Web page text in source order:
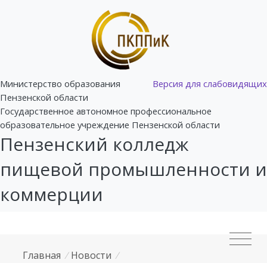
Версия для слабовидящих
Министерство образования
Пензенской области
Государственное автономное профессиональное
образовательное учреждение Пензенской области
Пензенский колледж
пищевой промышленности и
коммерции
Главная / Новости /